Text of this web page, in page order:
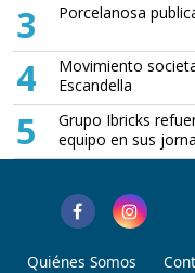
3 Porcelanosa
4
Movimiento
Escandella
5
Grupo Ibricks
equipo en sus
Quiénes Somos